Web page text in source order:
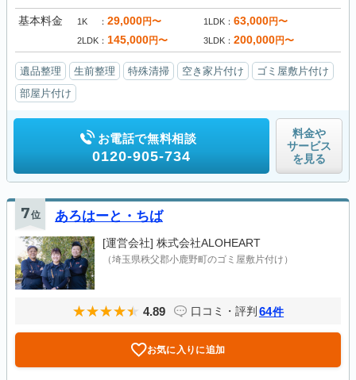
基本料金 1K 29,000円〜 1LDK 63,000円〜
2LDK 145,000円〜 3LDK 200,000円〜
遺品整理 生前整理 特殊清掃 空き家片付け
ゴミ屋敷片付け
部屋片付け
お電話で無料相談
0120-905-734
料金や
サービス
を見る
7位 あろはーと・ちば
[運営会社] 株式会社ALOHEART
（埼玉県秩父郡小鹿野町のゴミ屋敷片付け）
4.89 口コミ・評判 64件
お気に入りに追加